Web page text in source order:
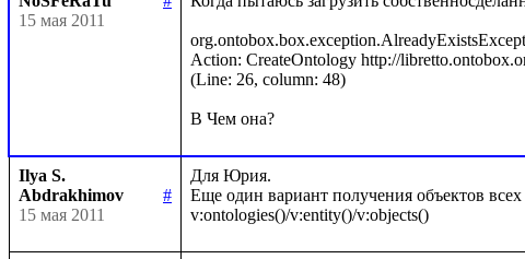
15 мая 2011
Action: CreateOntology http://
(Line: 26, column: 48)
Ilya S.
Abdrakhimov
#
15 мая 2011
Для Юрия.
Еще один вариант получения объектов